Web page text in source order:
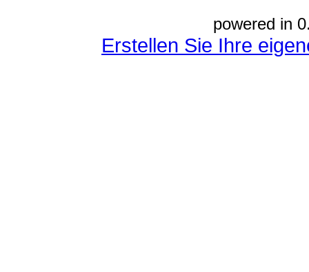
powered in
Erstellen Sie Ihre